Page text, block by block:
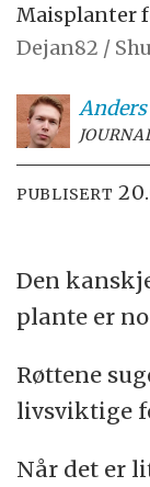
Maisplanter
Dejan82 /
PUBLISERT
Den
plante er
Røttene
livsviktige
Når det er